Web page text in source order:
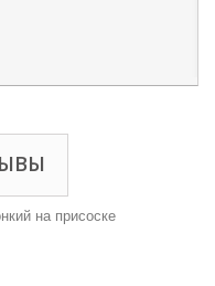
на присоске